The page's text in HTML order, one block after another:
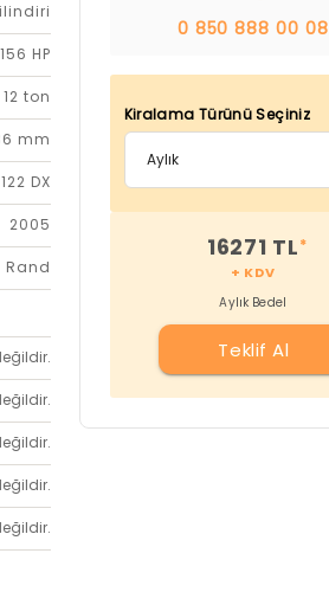
156 HP
12 ton
mm
DX
2005
Rand
0 850 888 00 08
Kiralama Türünü Seçiniz
16271 TL*
+ KDV
Aylık Bedel
Teklif Al